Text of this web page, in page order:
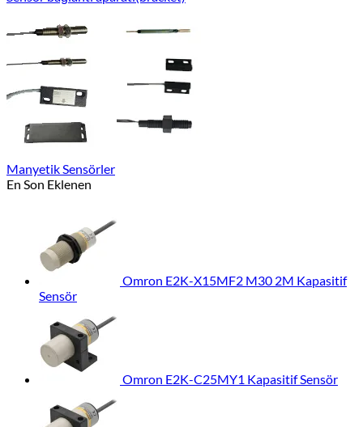
Manyetik Sensörler
En Son Eklenen
Omron E2K-X15MF2 M30 2M Kapasitif
Sensör
Omron E2K-C25MY1 Kapasitif Sensör